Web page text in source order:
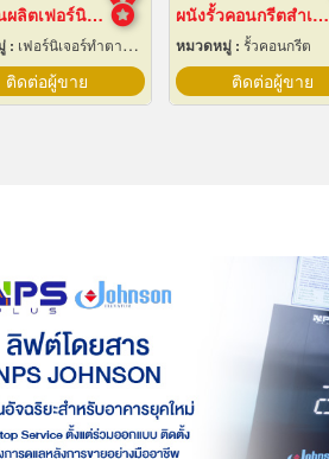
โรงงานผลิตเฟอร์นิเจอร์สเตนเลสหรู
: เฟอร์นิเจอร์ทำตามสั่ง
ติดต่อผู้ขาย
ผนังรั้วคอนกรีตสำเร็จรูป
หมวดหมู่ : รั้วคอนกรีต
ติดต่อผู้ขาย